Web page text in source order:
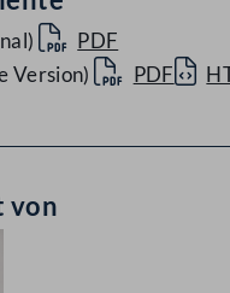
PDF
Version)
PDF
von